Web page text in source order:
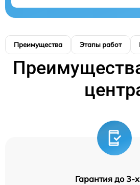
Преимущества Этапы работ
Гарантия до 3-х